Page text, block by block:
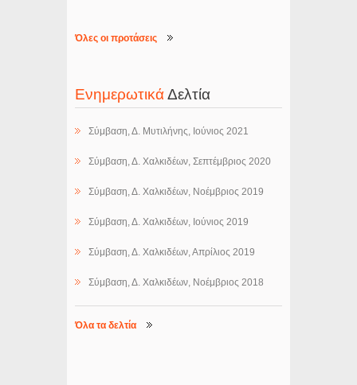
Όλες οι προτάσεις
ΕνημερωτικάΔελτία
Σύμβαση, Δ. Μυτιλήνης, Ιούνιος 2021
Σύμβαση, Δ. Χαλκιδέων, Σεπτέμβριος 2020
Σύμβαση, Δ. Χαλκιδέων, Νοέμβριος 2019
Σύμβαση, Δ. Χαλκιδέων, Ιούνιος 2019
Σύμβαση, Δ. Χαλκιδέων, Απρίλιος 2019
Σύμβαση, Δ. Χαλκιδέων, Νοέμβριος 2018
Όλα τα δελτία